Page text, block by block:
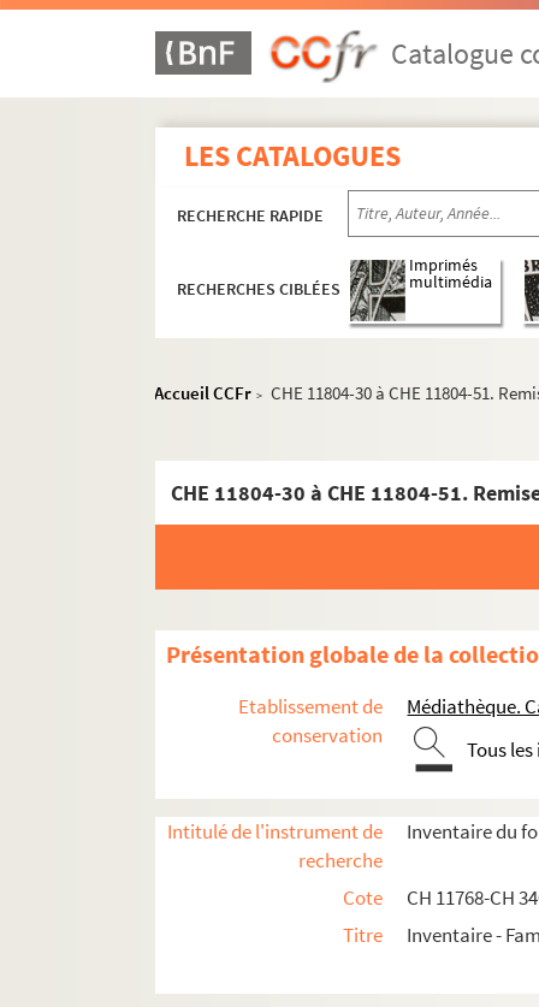
Catalogue
LES CATALOGUES
RECHERCHE RAPIDE
RECHERCHES CIBLÉES
Imprimés
multimédia
Accueil CCFr > CHE 11804-30 à CHE 11804-51.
CHE 11804-30 à CHE 11804-51.
Présentation globale de la
Etablissement de
conservation
Médiathèque.
Tous
Intitulé de l'instrument de
recherche
Inventaire du
Cote
CH 11768-CH
Titre
Inventaire -
Formation et carrière professionnelle
Constantin-Xavier Chénier
Louis Sauveur Chénier
Carrière militaire et académique